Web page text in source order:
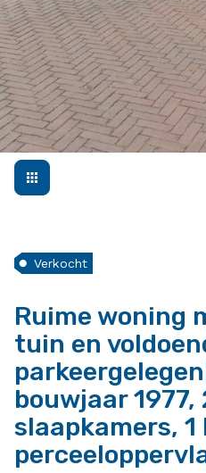
Ruime woning
tuin en
bouwjaar 1977,
slaapkamers, 1
Verkocht